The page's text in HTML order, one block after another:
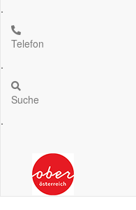
.
Telefon
.
Suche
.